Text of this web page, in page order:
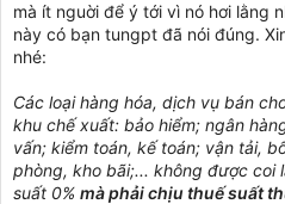
mà ít nguời để ý tới vì nó hơi lằng
này có bạn tungpt đã nói đúng.
nhé:
Các loại hàng hóa, dịch vụ bán
khu chế xuất: bảo hiểm; ngân
vấn; kiểm toán, kế toán; vận tải,
phòng, kho bãi;... không được coi
suất 0% mà phải chịu thuế suất